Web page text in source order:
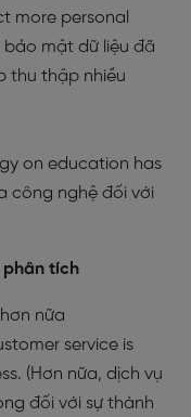
more personal
bảo mật dữ liệu đã
thu thập nhiều
on education has
công nghệ đối với
phân tích
nữa
service is
(Hơn nữa, dịch vụ
đối với sự thành